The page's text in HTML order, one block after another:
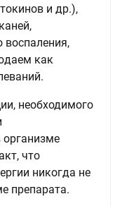
и др.),
как
необходимого
организме
что
никогда не
препарата.